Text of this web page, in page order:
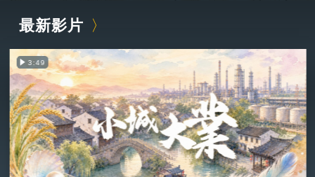
最新影片
3:49